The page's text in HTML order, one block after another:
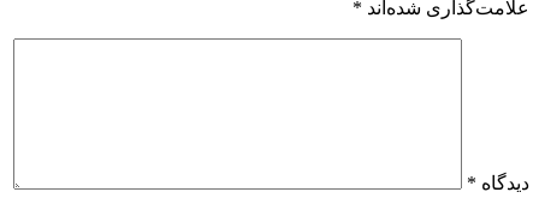
علامت‌گذاری شده‌اند *
دیدگاه *